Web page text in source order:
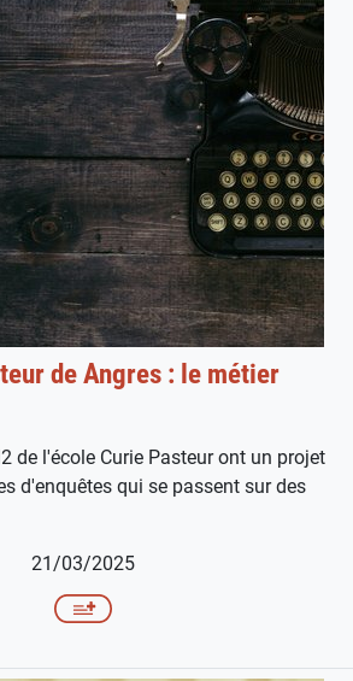
de Angres : le métier
de l'école Curie Pasteur ont un projet
d'enquêtes qui se passent sur des
21/03/2025